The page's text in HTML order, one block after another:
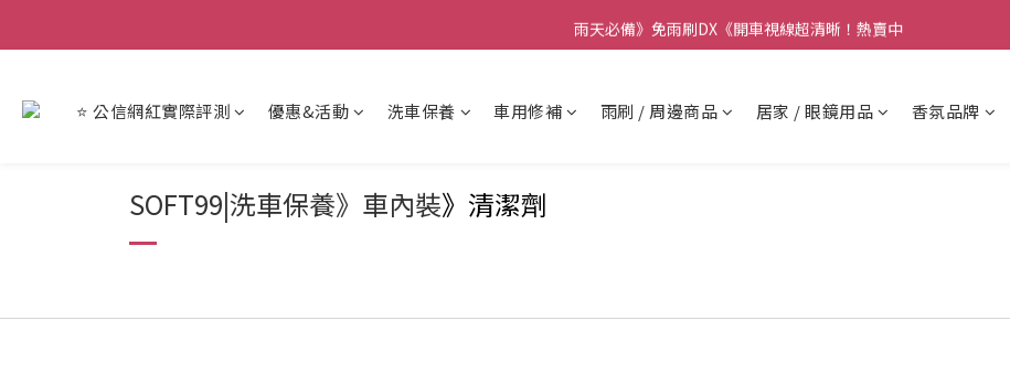
【重要】本公司不會在假日、非上班時段以電話連絡，若有疑慮請聯絡我們確認。
雨天必備》免雨刷DX《開車視線超清晰！熱賣中
⭐ 公信網紅實際評測 優惠&活動 洗車保養 車用修補 雨刷 / 周邊商品 居家 / 眼鏡用品 香氛品牌
SOFT99|洗車保養》車內裝》清潔劑